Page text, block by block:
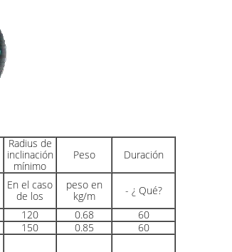
Radius de
inclinación
mínimo
Peso Duración
En el caso
de los
peso en
kg/m
- ¿ Qué?
120 0.68
60
150 0.85
60